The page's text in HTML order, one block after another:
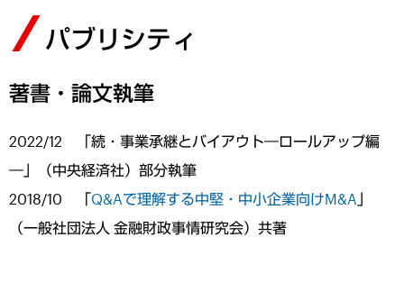
パブリシティ
著書・論文執筆
2022/12 「続・事業承継とバイアウト―ロールアップ編
―」（中央経済社）部分執筆
2018/10 「Q&Aで理解する中堅・中小企業向けM&A 」
（一般社団法人 金融財政事情研究会）共著